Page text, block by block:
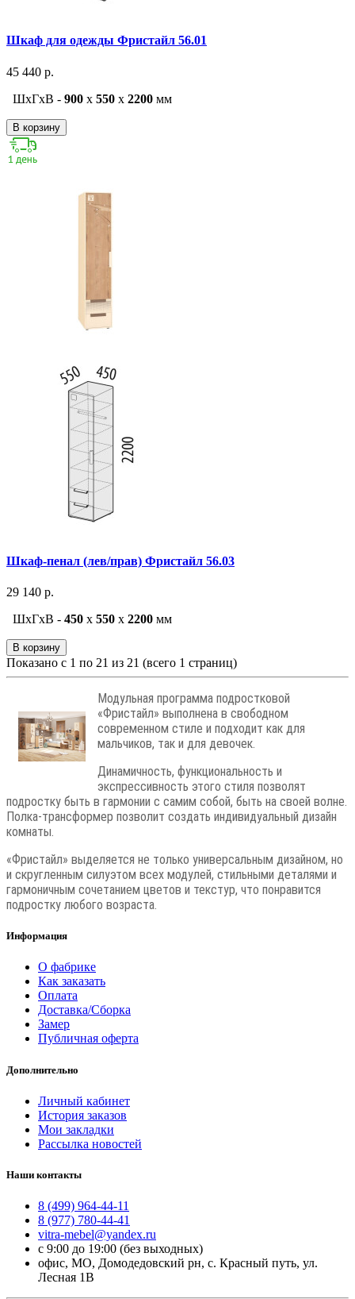
Шкаф для одежды Фристайл 56.01
45 440 р.
ШxГxВ - 900 x 550 x 2200 мм
В корзину
Шкаф-пенал (лев/прав) Фристайл 56.03
29 140 р.
ШxГxВ - 450 x 550 x 2200 мм
В корзину
Показано с 1 по 21 из 21 (всего 1 страниц)
Модульная программа подростковой
«Фристайл» выполнена в свободном
современном стиле и подходит как для
мальчиков, так и для девочек.
Динамичность, функциональность и
экспрессивность этого стиля позволят
подростку быть в гармонии с самим собой, быть на своей волне.
Полка-трансформер позволит создать индивидуальный дизайн
комнаты.
«Фристайл» выделяется не только универсальным дизайном, но
и скругленным силуэтом всех модулей, стильными деталями и
гармоничным сочетанием цветов и текстур, что понравится
подростку любого возраста.
Информация
О фабрике
Как заказать
Оплата
Доставка/Сборка
Замер
Публичная оферта
Дополнительно
Личный кабинет
История заказов
Мои закладки
Рассылка новостей
Наши контакты
8 (499) 964-44-11
8 (977) 780-44-41
vitra-mebel@yandex.ru
с 9:00 до 19:00 (без выходных)
офис, МО, Домодедовский рн, с. Красный путь, ул.
Лесная 1В